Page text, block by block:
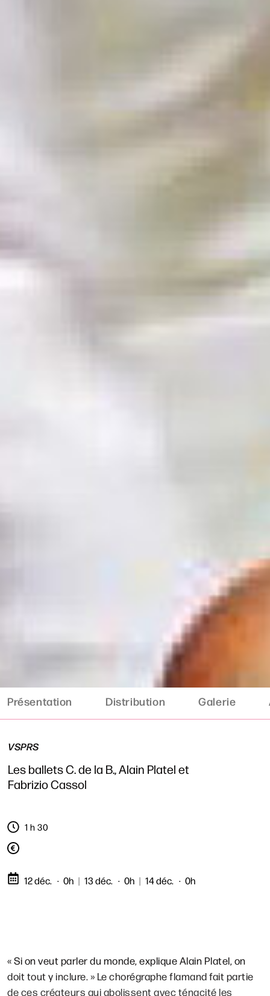
Présentation Distribution Galerie
VSPRS
Les ballets C. de la B., Alain Platel et
Fabrizio Cassol
1 h 30
12 déc. 0h | 13 déc. 0h | 14 déc. 0h
« Si on veut parler du monde, explique Alain Platel, on
doit tout y inclure. » Le chorégraphe flamand fait partie
de ces créateurs qui abolissent avec ténacité les